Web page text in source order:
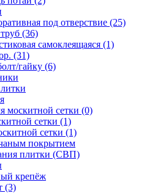
под отверствие (25)
(36)
самоклеящаяся (1)
(31)
гайку (6)
москитной сетки (0)
сетки (1)
сетки (1)
покрытием
плитки (СВП)
крепёж
(3)